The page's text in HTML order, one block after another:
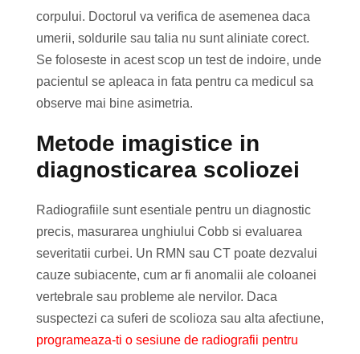
corpului. Doctorul va verifica de asemenea daca
umerii, soldurile sau talia nu sunt aliniate corect.
Se foloseste in acest scop un test de indoire, unde
pacientul se apleaca in fata pentru ca medicul sa
observe mai bine asimetria.
Metode imagistice in
diagnosticarea scoliozei
Radiografiile sunt esentiale pentru un diagnostic
precis, masurarea unghiului Cobb si evaluarea
severitatii curbei. Un RMN sau CT poate dezvalui
cauze subiacente, cum ar fi anomalii ale coloanei
vertebrale sau probleme ale nervilor. Daca
suspectezi ca suferi de scolioza sau alta afectiune,
programeaza-ti o sesiune de radiografii pentru